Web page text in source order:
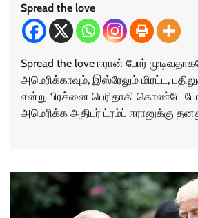
Spread the love
Spread the love ஈரான் போர்
அமெரிக்காவும், இஸ்ரேலும் மிரட்ட,
என்று பிரச்னை பெரிதாகி கொண்டே
அமெரிக்க அதிபர் ட்ரம்ப் ஈரானுக்கு